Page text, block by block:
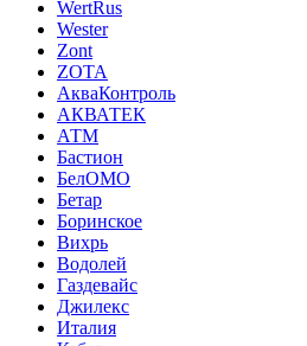
WertRus
Wester
Zont
ZOTA
АкваКонтроль
АКВАТЕК
АТМ
Бастион
БелОМО
Бетар
Боринское
Вихрь
Водолей
Газдевайс
Джилекс
Италия